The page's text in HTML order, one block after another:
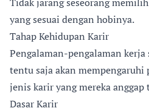
yang sesuai dengan hobinya.
Tahap Kehidupan Karir
Pengalaman-pengalaman kerja
tentu saja akan mempengaruhi
jenis karir yang mereka anggap
Dasar Karir